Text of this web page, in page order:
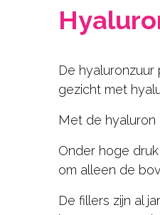
Cadeaubons
Contact
RESERVEER NU
De
gezicht met
Met de hyaluron
Onder hoge
om alleen de
De fillers zijn al